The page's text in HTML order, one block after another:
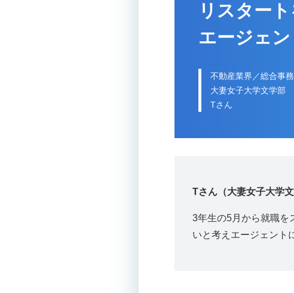
リスター
エージェ
不動産業界／総合事
大妻女子大学文学部
Tさん
Tさん （大妻女子大学文
3年生の5月から就職を
いと考えエージェント